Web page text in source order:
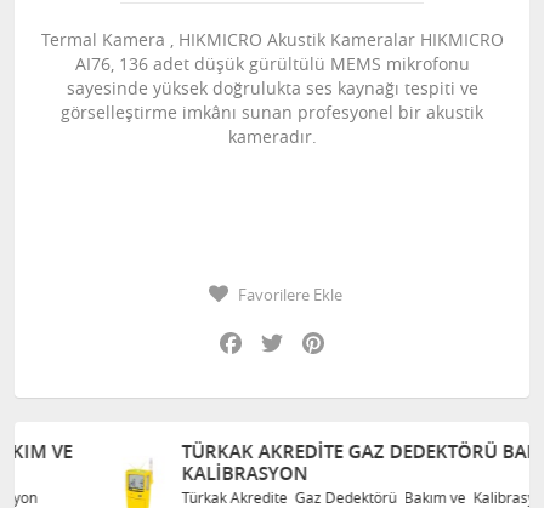
Termal Kamera , HIKMICRO Akustik Kameralar HIKMICRO
AI76, 136 adet düşük gürültülü MEMS mikrofonu
sayesinde yüksek doğrulukta ses kaynağı tespiti ve
görselleştirme imkânı sunan profesyonel bir akustik
kameradır.
Favorilere Ekle
Facebook
Twitter
TÜRKAK AKREDITE GAZ DEDEKTÖRÜ BAKIM VE
KALIBRASYON
Türkak Akredite Gaz Dedektörü Bakım ve Kalibrasyon